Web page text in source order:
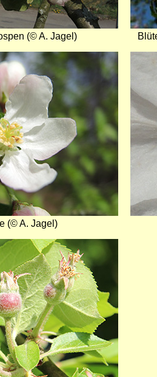
(© A. Jagel)
(© A. Jagel)
Bild